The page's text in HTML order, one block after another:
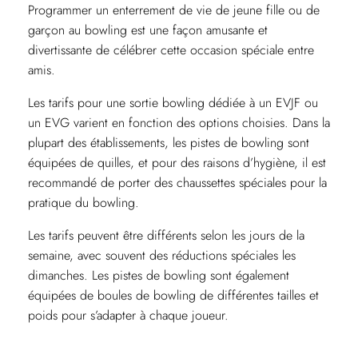
Programmer un enterrement de vie de jeune fille ou de
garçon au bowling est une façon amusante et
divertissante de célébrer cette occasion spéciale entre
amis.
Les tarifs pour une sortie bowling dédiée à un EVJF ou
un EVG varient en fonction des options choisies. Dans la
plupart des établissements, les pistes de bowling sont
équipées de quilles, et pour des raisons d’hygiène, il est
recommandé de porter des chaussettes spéciales pour la
pratique du bowling.
Les tarifs peuvent être différents selon les jours de la
semaine, avec souvent des réductions spéciales les
dimanches. Les pistes de bowling sont également
équipées de boules de bowling de différentes tailles et
poids pour s’adapter à chaque joueur.